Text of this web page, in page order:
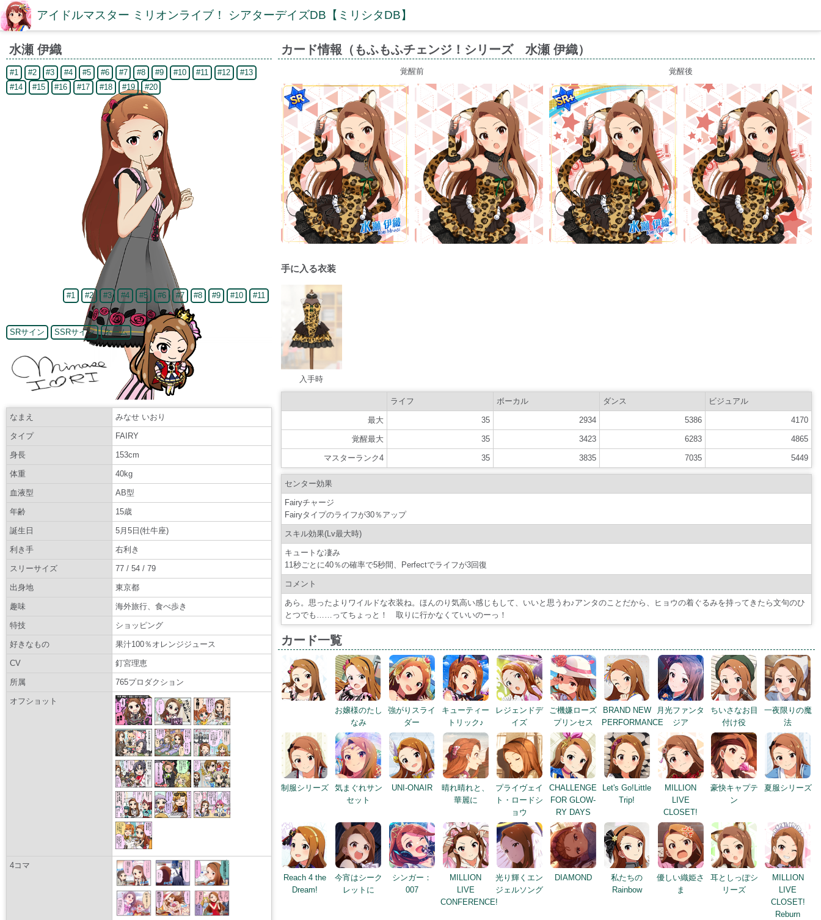
アイドルマスター ミリオンライブ！ シアターデイズDB【ミリシタDB】
水瀬 伊織
#1 #2 #3 #4 #5 #6 #7 #8 #9 #10 #11 #12
#13
#14
#15 #16 #17 #18 #19 #20
#1 #2 #3 #4 #5 #6 #7 #8 #9 #10 #11
SRサイン SSRサイン ネーム
なまえ みなせ いおり
タイプ FAIRY
身長 153cm
体重 40kg
血液型 AB型
年齢 15歳
誕生日 5月5日(牡牛座)
利き手 右利き
スリーサイズ 77 / 54 / 79
出身地 東京都
趣味 海外旅行、食べ歩き
特技 ショッピング
好きなもの 果汁100％オレンジジュース
CV 釘宮理恵
所属 765プロダクション
オフショット
4コマ
カード情報（もふもふチェンジ！シリーズ 水瀬 伊織）
覚醒前 覚醒後
手に入る衣装
入手時
ライフ ボーカル ダンス ビジュアル
最大 35 2934 5386 4170
覚醒最大 35 3423 6283 4865
マスターランク4 35 3835 7035 5449
センター効果
Fairyチャージ
Fairyタイプのライフが30％アップ
スキル効果(Lv最大時)
キュートな凄み
11秒ごとに40％の確率で5秒間、Perfectでライフが3回復
コメント
あら。思ったよりワイルドな衣装ね。ほんのり気高い感じもして、いいと思うわ♪アンタのことだから、ヒョウの着ぐるみを持ってきたら文句のひ
とつでも……ってちょっと！ 取りに行かなくていいのーっ！
カード一覧
お嬢様のたし
なみ
強がりスライ
ダー
キューティー
トリック♪
レジェンドデ
イズ
ご機嫌ローズ
プリンセス
BRAND NEW
PERFORMANCE
月光ファンタ
ジア
ちいさなお目
付け役
一夜限りの魔
法
制服シリーズ
気まぐれサン
セット
UNI-ONAIR
晴れ晴れと、
華麗に
プライヴェイ
ト・ロードシ
ョウ
CHALLENGE
FOR GLOW-
RY DAYS
Let's Go!Little
Trip!
MILLION
LIVE
CLOSET!
豪快キャプテ
ン
夏服シリーズ
Reach 4 the
Dream!
今宵はシーク
レットに
シンガー：
007
MILLION
LIVE
CONFERENCE!
光り輝くエン
ジェルソング
DIAMOND
私たちの
Rainbow
優しい織姫さ
ま
耳としっぽシ
リーズ
MILLION
LIVE
CLOSET!
Reburn